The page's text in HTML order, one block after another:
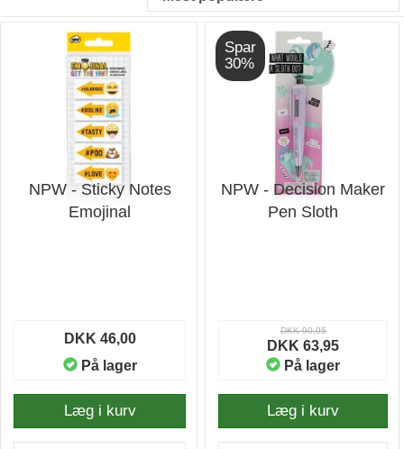
NPW - Sticky Notes
Emojinal
DKK 46,00
På lager
Læg i kurv
Spar
30%
NPW - Decision Maker
Pen Sloth
DKK 90,95
DKK 63,95
På lager
Læg i kurv